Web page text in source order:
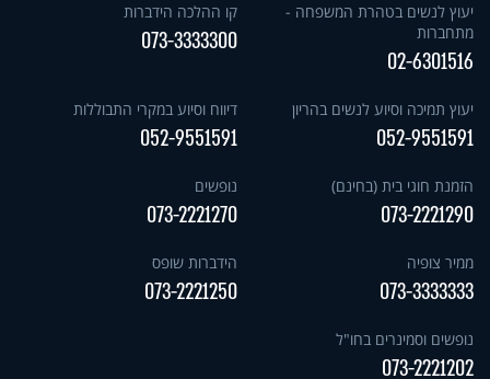
יעוץ לנשים בטהרת המשפחה -
מתחברות
02-6301516
קו ההלכה הידברות
073-3333300
יעוץ תמיכה וסיוע לנשים בהריון
052-9551591
דיווח וסיוע במקרי התבוללות
052-9551591
הזמנת חוגי בית (בחינם)
073-2221290
נופשים
073-2221270
ממיר צופיה
073-3333333
הידברות שופס
073-2221250
נופשים וסמינרים בחו"ל
073-2221202